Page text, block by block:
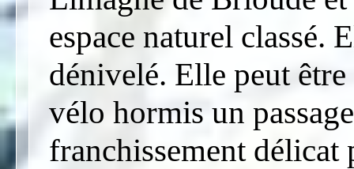
espace naturel classé.
dénivelé. Elle peut
vélo hormis un
franchissement délicat